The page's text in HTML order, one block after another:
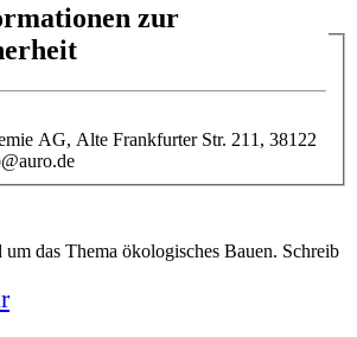
zur
AG, Alte Frankfurter Str. 211, 38122
das Thema ökologisches Bauen. Schreib